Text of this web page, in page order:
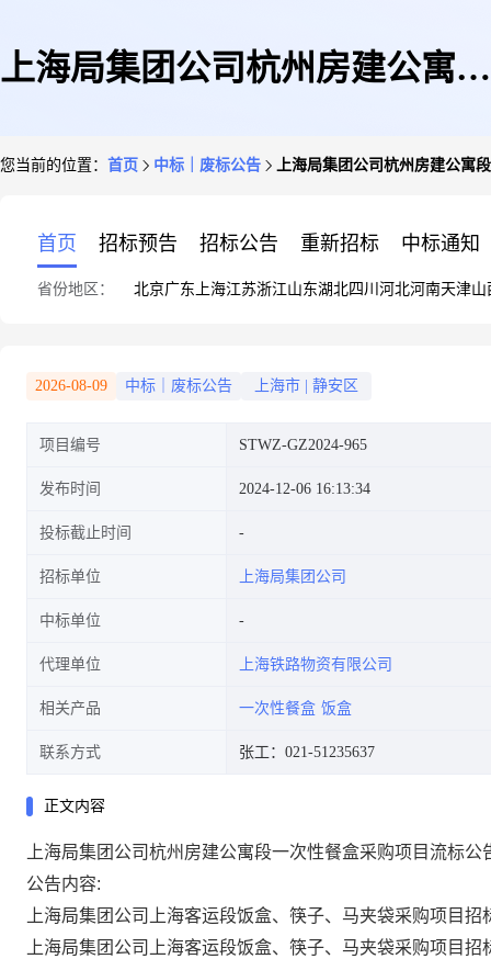
上海局集团公司杭州房建公寓段
您当前的位置： 首页 中标｜废标公告 上海局集团公司杭州房建公寓
首页 招标预告 招标公告 重新招标 中标通知
省份地区： 北京广东 上海江苏浙江山东湖北四川 河北河南天津山
2026-08-09 中标｜废标公告 上海市 静安区
项目编号 STWZ-GZ2024-965
发布时间 2024-12-06 16:13:34
投标截止时间
招标单位 上海局集团公司
中标单位
代理单位 上海铁路物资有限公司
相关产品 一次性餐盒 饭盒
联系方式 张工：021-51235637
正文内容
上海局集团公司杭州房建公寓段一次性餐盒采购项目流标公
公告内容:
上海局集团公司上海客运段饭盒、筷子、马夹袋采购项目招
上海局集团公司上海客运段饭盒、筷子、马夹袋采购项目招